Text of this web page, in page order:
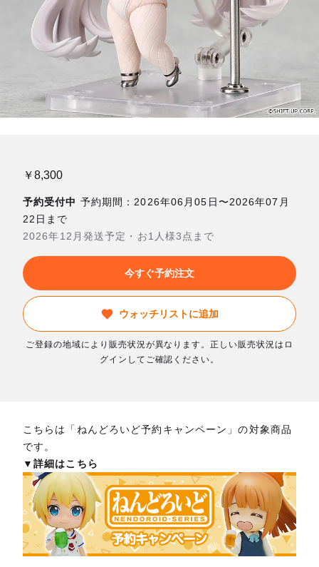
￥8,300
予約受付中 予約期間：2026年06月05日〜2026年07月
22日まで
2026年12月発送予定・お1人様3点まで
今すぐ予約注文
ウォッチリストに追加
ご登録の地域により販売状況が異なります。正しい販売状況はロ
グインしてご確認ください。
こちらは「ねんどろいど予約キャンペーン」の対象商品
です。
▼詳細はこちら